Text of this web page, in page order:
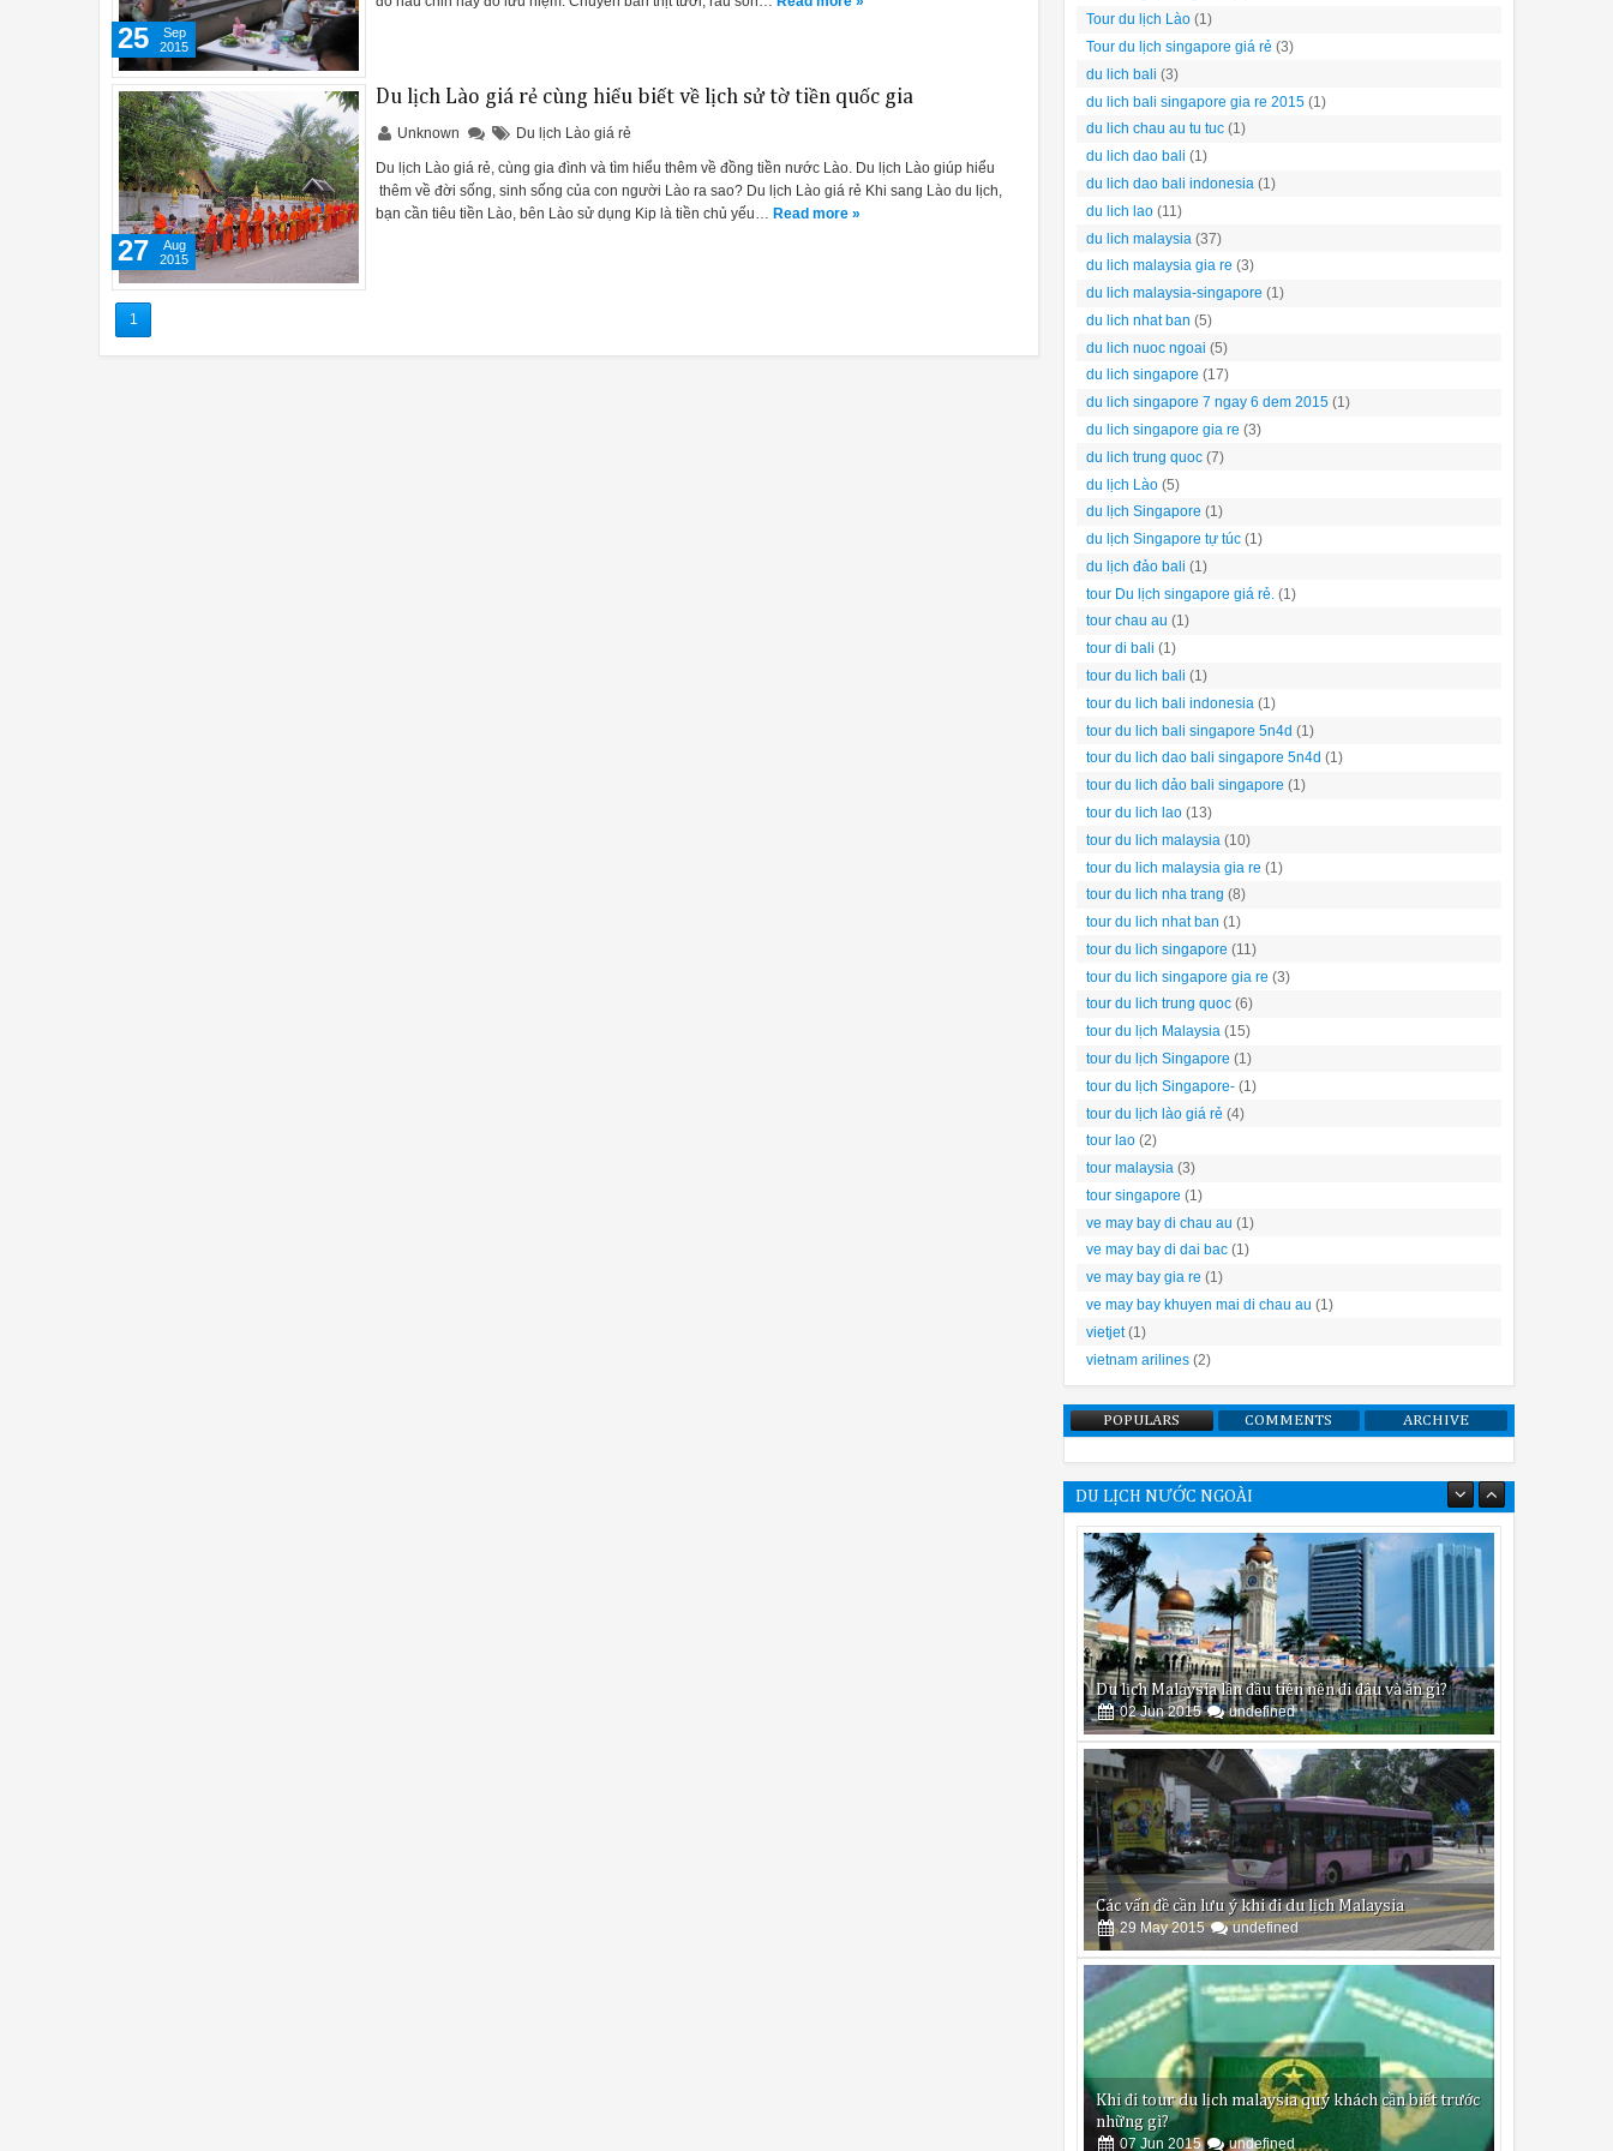
25
Sep
2015
Du lịch Lào giá rẻ cùng hiểu biết về lịch sử tờ tiền quốc gia
Unknown Du lịch Lào giá rẻ
Du lịch Lào giá rẻ, cùng gia đình và tìm hiểu thêm về đồng tiền nước Lào. Du lịch Lào giúp hiểu
thêm về đời sống, sinh sống của con người Lào ra sao? Du lịch Lào giá rẻ Khi sang Lào du lịch,
bạn cần tiêu tiền Lào, bên Lào sử dụng Kip là tiền chủ yếu… Read more »
27
Aug
2015
1
Tour du lịch Lào (1)
Tour du lịch singapore giá rẻ (3)
du lich bali (3)
du lich bali singapore gia re 2015 (1)
du lich chau au tu tuc (1)
du lich dao bali (1)
du lich dao bali indonesia (1)
du lich lao (11)
du lich malaysia (37)
du lich malaysia gia re (3)
du lich malaysia-singapore (1)
du lich nhat ban (5)
du lich nuoc ngoai (5)
du lich singapore (17)
du lich singapore 7 ngay 6 dem 2015 (1)
du lich singapore gia re (3)
du lich trung quoc (7)
du lịch Lào (5)
du lịch Singapore (1)
du lịch Singapore tự túc (1)
du lịch đảo bali (1)
tour Du lịch singapore giá rẻ. (1)
tour chau au (1)
tour di bali (1)
tour du lich bali (1)
tour du lich bali indonesia (1)
tour du lich bali singapore 5n4d (1)
tour du lich dao bali singapore 5n4d (1)
tour du lich dảo bali singapore (1)
tour du lich lao (13)
tour du lich malaysia (10)
tour du lich malaysia gia re (1)
tour du lich nha trang (8)
tour du lich nhat ban (1)
tour du lich singapore (11)
tour du lich singapore gia re (3)
tour du lich trung quoc (6)
tour du lịch Malaysia (15)
tour du lịch Singapore (1)
tour du lịch Singapore- (1)
tour du lịch lào giá rẻ (4)
tour lao (2)
tour malaysia (3)
tour singapore (1)
ve may bay di chau au (1)
ve may bay di dai bac (1)
ve may bay gia re (1)
ve may bay khuyen mai di chau au (1)
vietjet (1)
vietnam arilines (2)
POPULARS COMMENTS ARCHIVE
DU LỊCH NƯỚC NGOÀI
Du lịch Malaysia lần đầu tiên nên đi đâu và ăn gì?
02 Jun 2015 undefined
Các vấn đề cần lưu ý khi đi du lịch Malaysia
29 May 2015 undefined
Khi đi tour du lịch malaysia quý khách cần biết trước
những gì?
07 Jun 2015 undefined